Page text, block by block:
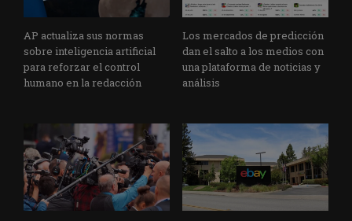
AP actualiza sus normas
sobre inteligencia artificial
para reforzar el control
humano en la redacción
Los mercados de predicción
dan el salto a los medios con
una plataforma de noticias y
análisis